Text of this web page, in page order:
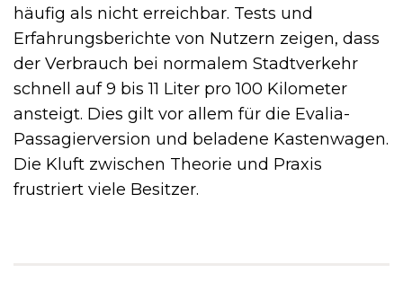
häufig als nicht erreichbar. Tests und
Erfahrungsberichte von Nutzern zeigen, dass
der Verbrauch bei normalem Stadtverkehr
schnell auf 9 bis 11 Liter pro 100 Kilometer
ansteigt. Dies gilt vor allem für die Evalia-
Passagierversion und beladene Kastenwagen.
Die Kluft zwischen Theorie und Praxis
frustriert viele Besitzer.